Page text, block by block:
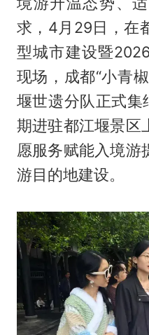
求，4月29日，在
型城市建设暨
现场，成都“小青
堰世遗分队正式集
期进驻都江堰景区
愿服务赋能入境游
游目的地建设。